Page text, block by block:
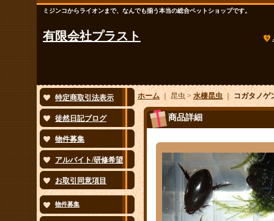
ミジンコからライオンまで、なんでも揃う本当の総合ペットショップです。
有限会社プラスト
特定商取引法表示
徒然日記ブログ
物件募集
アルバイト/研修希望
お取引同意項目
物件募集
ホーム｜ 昆虫 >水棲昆虫｜コガタノゲ
商品詳細